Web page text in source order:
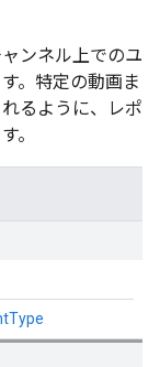
ンネル上でのユ
。特定の動画ま
るように、レポ
。